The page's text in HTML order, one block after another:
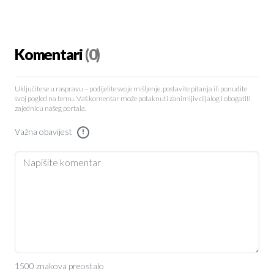
Komentari(0)
Uključite se u raspravu – podijelite svoje mišljenje, postavite pitanja ili ponudite
svoj pogled na temu. Vaš komentar može potaknuti zanimljiv dijalog i obogatiti
zajednicu našeg portala.
Važna obavijest !
1500 znakova preostalo